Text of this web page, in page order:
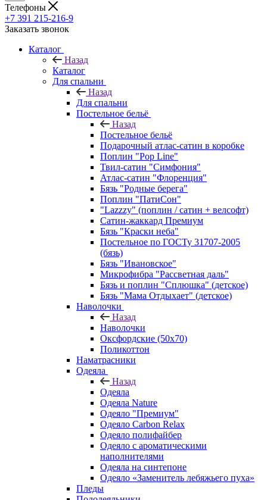
Телефоны
+7 391 215-216-9
Заказать звонок
Каталог
Назад
Каталог
Для спальни
Назад
Для спальни
Постельное бельё
Назад
Постельное бельё
Подарочный атлас-сатин в коробке
Поплин "Pop Line"
Твил-сатин "Симфония"
Атлас-сатин "Флоренция"
Бязь "Родные берега"
Поплин "ПатиСон"
"Lazzzy" (поплин / сатин + велсофт)
Сатин-жаккард Премиум
Бязь "Краски неба"
Постельное по ГОСТу 31707-2005
(бязь)
Бязь "Ивановское"
Микрофибра "Рассветная даль"
Бязь и поплин "Сплюшка" (детское)
Бязь "Мама Отдыхает" (детское)
Наволочки
Назад
Наволочки
Оксфордские (50х70)
Поликоттон
Наматрасники
Одеяла
Назад
Одеяла
Одеяла Nature
Одеяло "Премиум"
Одеяло Carbon Relax
Одеяло полифайбер
Одеяло с ароматическими
наполнителями
Одеяла на синтепоне
Одеяло «Заменитель лебяжьего пуха»
Пледы